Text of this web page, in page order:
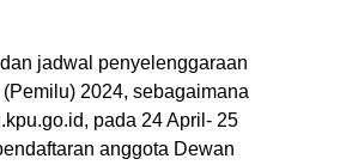
jadwal penyelenggaraan
2024, sebagaimana
pada 24 April- 25
anggota Dewan